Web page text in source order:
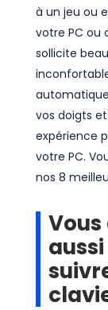
à un jeu ou
votre PC ou
sollicite
vos doigts
expérience
votre PC.
nos 8